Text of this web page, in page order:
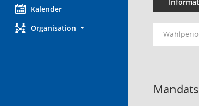
Kalender
Organisation